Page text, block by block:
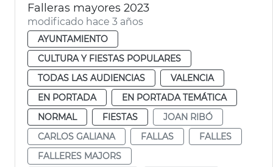
Falleras mayores 2023
modificado hace 3 años
AYUNTAMIENTO
CULTURA Y FIESTAS POPULARES
TODAS LAS AUDIENCIAS
VALENCIA
EN PORTADA
EN PORTADA TEMÁTICA
NORMAL
FIESTAS
JOAN RIBÓ
CARLOS GALIANA
FALLAS
FALLES
FALLERES MAJORS